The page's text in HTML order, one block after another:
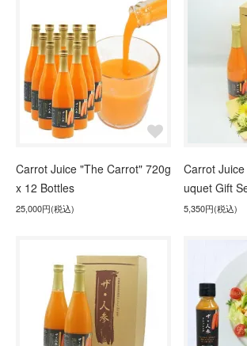
Carrot Juice "The Carrot" 720g
x 12 Bottles
25,000円(税込)
Carrot
uquet Gift
5,350円(税込)